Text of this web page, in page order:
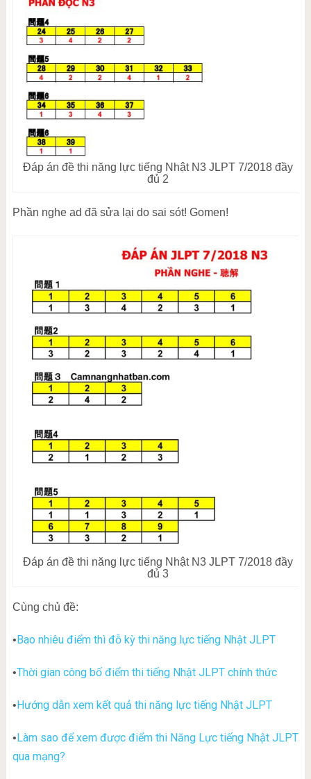
Đáp án đề thi năng lực tiếng Nhật N3 JLPT 7/2018 đầy
đủ 2
Phần nghe ad đã sửa lại do sai sót! Gomen!
Đáp án đề thi năng lực tiếng Nhật N3 JLPT 7/2018 đầy
đủ 3
Cùng chủ đề:
•Bao nhiêu điểm thì đỗ kỳ thi năng lực tiếng Nhật JLPT
•Thời gian công bố điểm thi tiếng Nhật JLPT chính thức
•Hướng dẫn xem kết quả thi năng lực tiếng Nhật JLPT
•Làm sao để xem được điểm thi Năng Lực tiếng Nhật JLPT
qua mạng?